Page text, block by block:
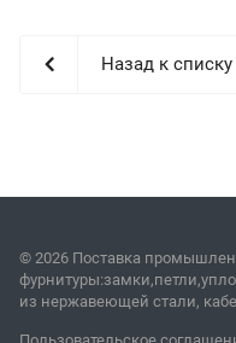
Назад к списку
© 2026 Поставка
из нержавеющей стали,